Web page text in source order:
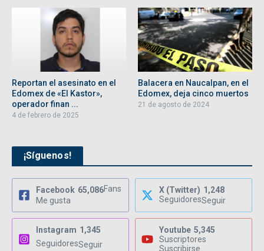
Reportan el asesinato en el
Edomex de «El Kastor»,
operador finan ...
4 de febrero de 2025
Balacera en Naucalpan, en el
Edomex, deja cinco muertos
21 de agosto de 2024
¡Síguenos!
Facebook 65,086Fans
Me gusta
X (Twitter) 1,248
SeguidoresSeguir
Instagram 1,345
SeguidoresSeguir
Youtube 5,345
Suscriptores
Suscribirse